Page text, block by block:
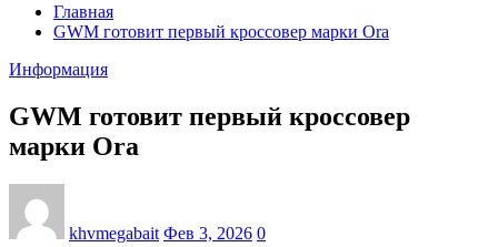
Главная
GWM готовит первый кроссовер марки Ora
Информация
GWM готовит первый кроссовер
марки Ora
khvmegabait Фев 3, 2026 0